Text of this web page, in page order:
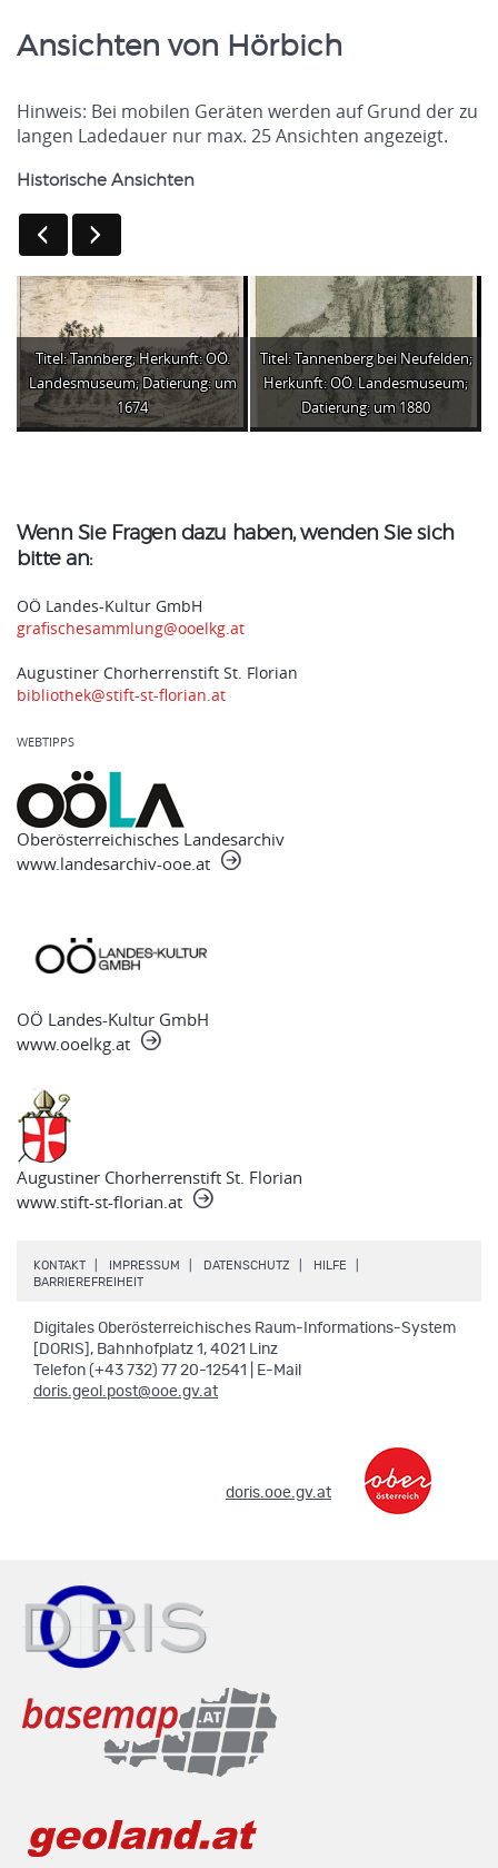
Ansichten von Hörbich
Hinweis: Bei mobilen Geräten werden auf Grund der zu
langen Ladedauer nur max. 25 Ansichten angezeigt.
Historische Ansichten
Titel: Tannberg; Herkunft: OÖ.
Landesmuseum; Datierung: um
1674
Titel: Tannenberg bei Neufelden;
Herkunft: OÖ. Landesmuseum;
Datierung: um 1880
Wenn Sie Fragen dazu haben, wenden Sie sich
bitte an:
OÖ Landes-Kultur GmbH
grafischesammlung@ooelkg.at
Augustiner Chorherrenstift St. Florian
bibliothek@stift-st-florian.at
WEBTIPPS
Oberösterreichisches Landesarchiv
www.landesarchiv-ooe.at
OÖ Landes-Kultur GmbH
www.ooelkg.at
Augustiner Chorherrenstift St. Florian
www.stift-st-florian.at
KONTAKT IMPRESSUM DATENSCHUTZ HILFE
BARRIEREFREIHEIT.
Digitales Oberösterreichisches Raum-Informations-System
[DORIS], Bahnhofplatz 1, 4021 Linz
Telefon (+43 732) 77 20-12541 | E-Mail
doris.geol.post@ooe.gv.at
doris.ooe.gv.at.